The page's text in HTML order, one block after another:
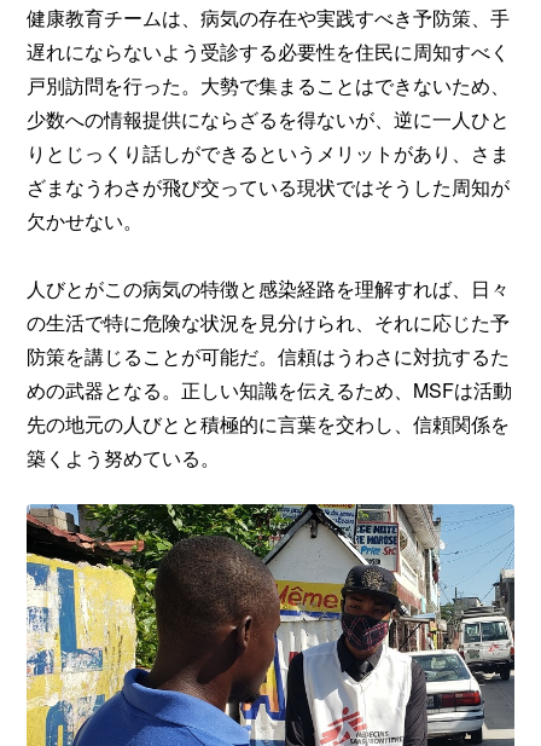
健康教育チームは、病気の存在や実践すべき予防策、手
遅れにならないよう受診する必要性を住民に周知すべく
戸別訪問を行った。大勢で集まることはできないため、
少数への情報提供にならざるを得ないが、逆に一人ひと
りとじっくり話しができるというメリットがあり、さま
ざまなうわさが飛び交っている現状ではそうした周知が
欠かせない。
人びとがこの病気の特徴と感染経路を理解すれば、日々
の生活で特に危険な状況を見分けられ、それに応じた予
防策を講じることが可能だ。信頼はうわさに対抗するた
めの武器となる。正しい知識を伝えるため、MSFは活動
先の地元の人びとと積極的に言葉を交わし、信頼関係を
築くよう努めている。